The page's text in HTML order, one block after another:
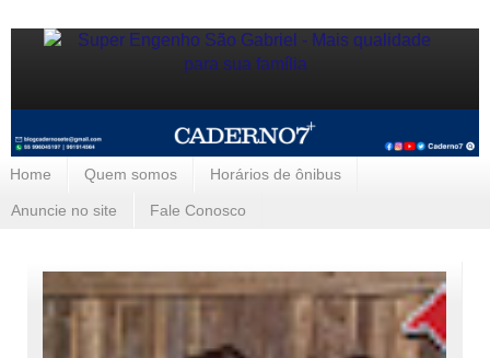
Home Quem somos Horários de ônibus
Anuncie no site Fale Conosco